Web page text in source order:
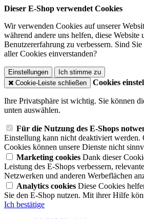
Dieser E-Shop verwendet Cookies
Wir verwenden Cookies auf unserer
während andere uns helfen, diese Website
Benutzererfahrung zu verbessern. Sind
aller Cookies einverstanden?
Einstellungen
Ich stimme zu
Cookie-Leiste schließen
Cookies
Ihre Privatsphäre ist wichtig. Sie können
unten auswählen.
Für die Nutzung des E-Shops
Einstellung kann nicht deaktiviert werden.
Cookies können unsere Dienste nicht
Marketing cookies Dank dieser
Leistung des E-Shops verbessern,
Netzwerken und anderen Werbeflächen
Analytics cookies Diese Cookies
Sie den E-Shop nutzen. Mit ihrer Hilfe
Ich bestätige